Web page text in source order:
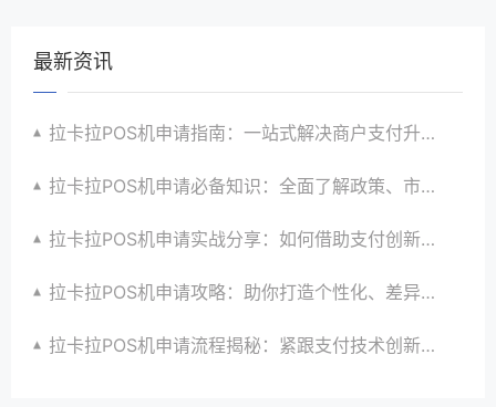
最新资讯
拉卡拉POS机申请指南：一站式解决商户支付升级、智能化与创新需求
拉卡拉POS机申请必备知识：全面了解政策、市场、技术与创新趋势
拉卡拉POS机申请实战分享：如何借助支付创新技术提升商户运营效益与效率
拉卡拉POS机申请攻略：助你打造个性化、差异化支付体验以提升竞争力
拉卡拉POS机申请流程揭秘：紧跟支付技术创新步伐，抢占市场先机